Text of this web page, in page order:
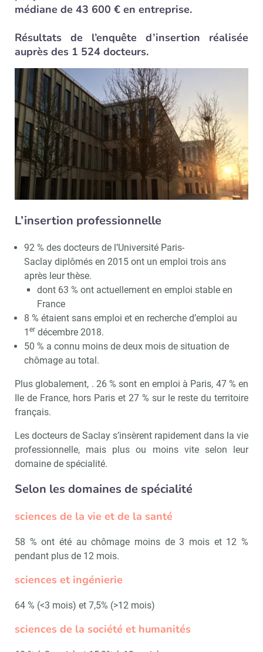
médiane de 43 600 € en entreprise.
Résultats de l’enquête d’insertion réalisée
auprès des 1 524 docteurs.
L’insertion professionnelle
92 % des docteurs de l’Université Paris-
Saclay diplômés en 2015 ont un emploi trois ans
après leur thèse.
dont 63 % ont actuellement en emploi stable en
France
8 % étaient sans emploi et en recherche d’emploi au
1 erdécembre 2018.
50 % a connu moins de deux mois de situation de
chômage au total.
Plus globalement, . 26 % sont en emploi à Paris, 47 % en
Ile de France, hors Paris et 27 % sur le reste du territoire
français.
Les docteurs de Saclay s’insèrent rapidement dans la vie
professionnelle, mais plus ou moins vite selon leur
domaine de spécialité.
Selon les domaines de spécialité
sciences de la vie et de la santé
58 % ont été au chômage moins de 3 mois et 12 %
pendant plus de 12 mois.
sciences et ingénierie
64 % (<3 mois) et 7,5% (>12 mois)
sciences de la société et humanités